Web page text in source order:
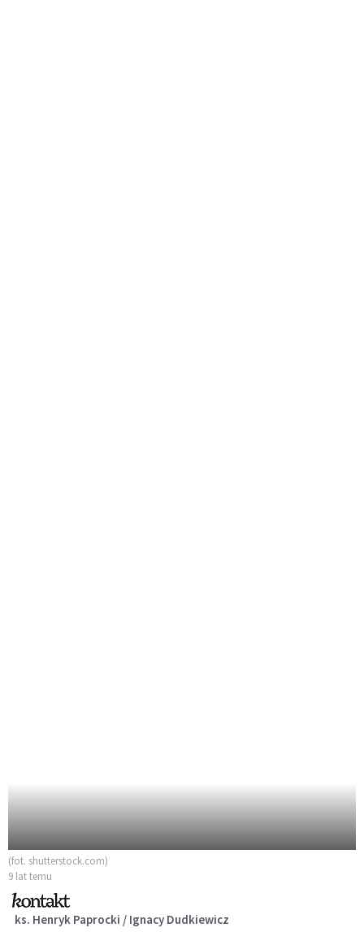
(fot. shutterstock.com)
9 lat temu
ks. Henryk Paprocki / Ignacy Dudkiewicz